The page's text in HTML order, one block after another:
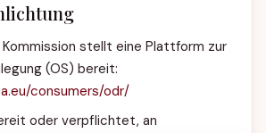
Kommission stellt eine Plattform zur
(OS) bereit:
consumers/odr/
oder verpflichtet, an